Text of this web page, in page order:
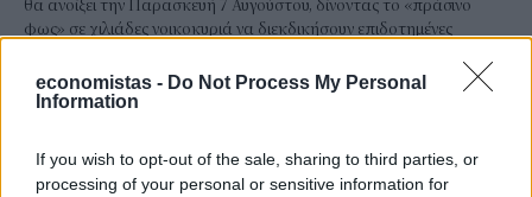
economistas - Do Not Process My Personal
Information
If you wish to opt-out of the sale, sharing to third parties, or
processing of your personal or sensitive information for
θα ανοίξει την Παρασκευή 7 Αυγούστου, δίνοντας το «πράσινο
φως» σε χιλιάδες νοικοκυριά να διεκδικήσουν επιδοτημένες
NEWSROOM/30 Ιουλ 2026